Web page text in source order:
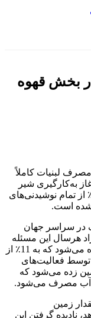
بخش قهوه
لبنیات کاملاً
هزار سال از آغاز به‌کارگیری شیر
توسط انسان می‌گذرد. در سال 2020، 91٪ از تمام نوشیدنی‌های
است.
در سراسر جهان
هرسال این مسئله
بیشتر و بیشتر مشکل‌ساز می‌شود. تخمین زده می‌شود که به 11٪ از
توسط فعالیت‌های
زده می‌شود که
زمین
نادیده گرفتن این